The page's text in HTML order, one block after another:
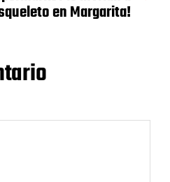
en Margarita!